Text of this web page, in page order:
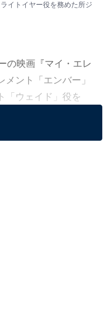
イトイヤー役を務めた所ジ
の映画『マイ・エレ
メント「エンバー」
「ウェイド」役を
ど、豪華な日本の